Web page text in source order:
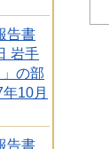
告書
岩手
の部
10月
告書